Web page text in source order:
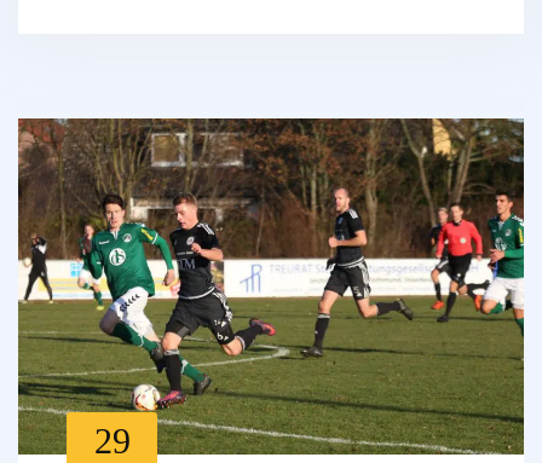
29